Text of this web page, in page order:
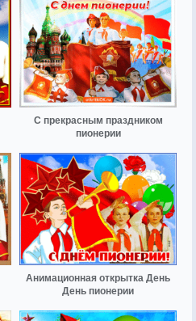
С прекрасным праздником
пионерии
Анимационная открытка День
День пионерии